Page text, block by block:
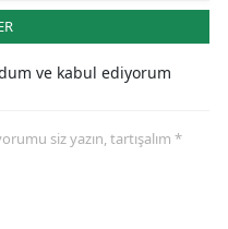
ve kabul ediyorum
siz yazın, tartışalım *